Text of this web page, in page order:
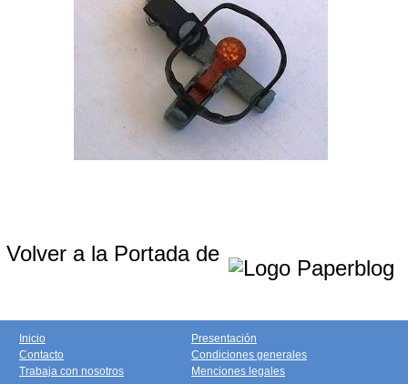
Volver a la Portada de
Inicio
Contacto
Trabaja con nosotros
Presentación
Condiciones generales
Menciones legales